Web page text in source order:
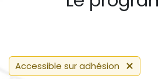
Accessible sur adhésion